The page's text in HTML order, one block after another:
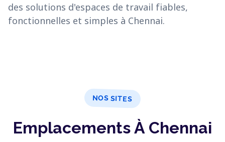
des solutions d'espaces de travail fiables,
fonctionnelles et simples à Chennai.
NOS SITES
Emplacements À Chennai